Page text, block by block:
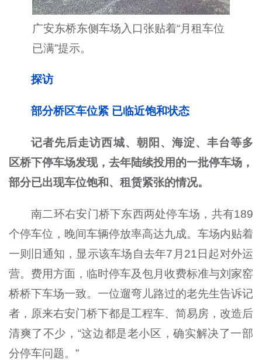
广安东桥东侧车场入口张贴着“月租车位
已满”提示。
探访
部分桥区车位紧 已临近饱和状态
记者先后走访西城、朝阳、海淀、丰台等多
区桥下停车场发现，去年陆续投用的一批停车场，
部分已出现车位饱和、租赁紧张的情况。
南二环右安门桥下东西两处停车场，共有189
个停车位，晚间车辆停放率高达九成。车场内贴着
一则旧通知，显示该车场自去年7月21日起对外运
营。费用方面，临时停车及包月收费标准与刘家窑
桥桥下车场一致。一位遛弯儿路过的老先生告诉记
者，原来右安门桥下都是工程车、简易房，改造后
清爽了不少，“这边都是老小区，确实解决了一部
分停车问题。”